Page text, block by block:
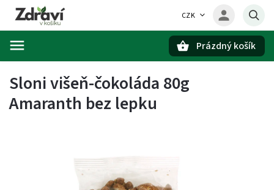
CZK
Prázdný košík
Sloni višeň-čokoláda 80g
Amaranth bez lepku